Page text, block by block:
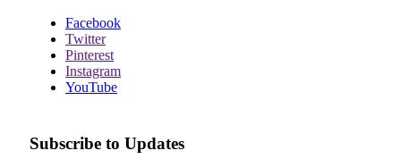
Facebook
Twitter
Pinterest
Instagram
YouTube
Subscribe to Updates